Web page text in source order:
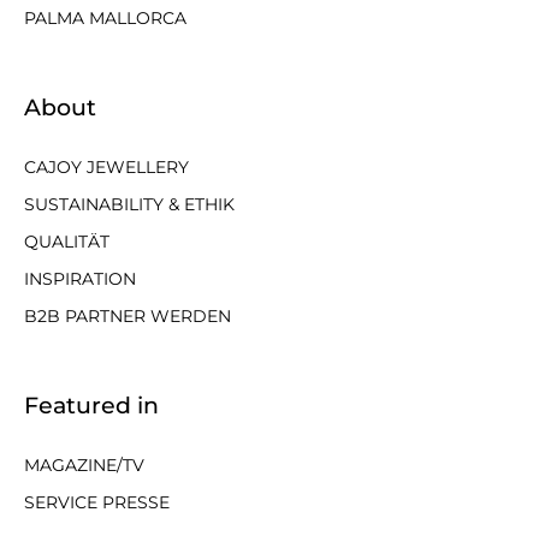
PALMA MALLORCA
About
CAJOY JEWELLERY
SUSTAINABILITY & ETHIK
QUALITÄT
INSPIRATION
B2B PARTNER WERDEN
Featured in
MAGAZINE/TV
SERVICE PRESSE